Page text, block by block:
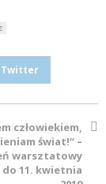
Twitter
człowiekiem,
świat!“ –
warsztatowy
do 11. kwietnia